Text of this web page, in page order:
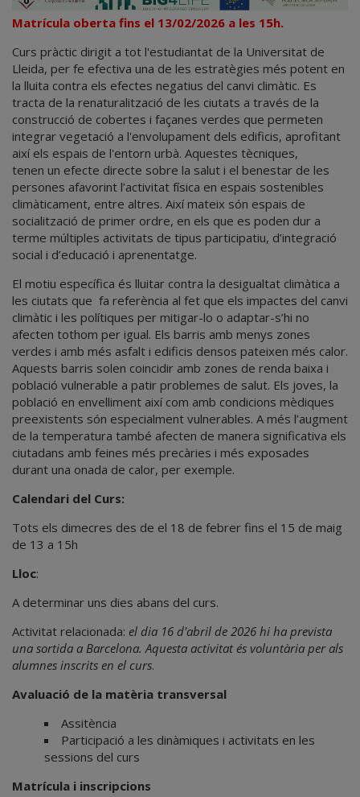
Matrícula oberta fins el 13/02/2026 a les 15h.
Curs pràctic dirigit a tot l'estudiantat de la Universitat de
Lleida, per fe efectiva una de les estratègies més potent en
la lluita contra els efectes negatius del canvi climàtic. Es
tracta de la renaturalització de les ciutats a través de la
construcció de cobertes i façanes verdes que permeten
integrar vegetació a l'envolupament dels edificis, aprofitant
així els espais de l'entorn urbà. Aquestes tècniques,
tenen un efecte directe sobre la salut i el benestar de les
persones afavorint l’activitat física en espais sostenibles
climàticament, entre altres. Així mateix són espais de
socialització de primer ordre, en els que es poden dur a
terme múltiples activitats de tipus participatiu, d’integració
social i d’educació i aprenentatge.
El motiu específica és lluitar contra la desigualtat climàtica a
les ciutats que fa referència al fet que els impactes del canvi
climàtic i les polítiques per mitigar-lo o adaptar-s’hi no
afecten tothom per igual. Els barris amb menys zones
verdes i amb més asfalt i edificis densos pateixen més calor.
Aquests barris solen coincidir amb zones de renda baixa i
població vulnerable a patir problemes de salut. Els joves, la
població en envelliment així com amb condicions mèdiques
preexistents són especialment vulnerables. A més l’augment
de la temperatura també afecten de manera significativa els
ciutadans amb feines més precàries i més exposades
durant una onada de calor, per exemple.
Calendari del Curs:
Tots els dimecres des de el 18 de febrer fins el 15 de maig
de 13 a 15h
Lloc:
A determinar uns dies abans del curs.
Activitat relacionada: el dia 16 d'abril de 2026 hi ha prevista
una sortida a Barcelona. Aquesta activitat és voluntària per als
alumnes inscrits en el curs.
Avaluació de la matèria transversal
Assitència
Participació a les dinàmiques i activitats en les
sessions del curs
Matrícula i inscripcions